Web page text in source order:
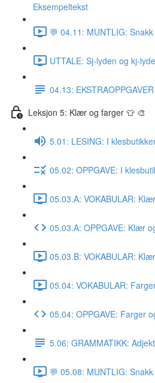
Eksempeltekst
💬 04.11: MUNTLIG:
UTTALE: Sj-lyden og kj-
04.13: EKSTRAOPPGAVER
Leksjon 5: Klær og farger 👕 🎨
5.01: LESING: I
05.02: OPPGAVE: I
05.03.A: VOKABULAR:
05.03.A: OPPGAVE: Klær
05.03.B: VOKABULAR:
05.04: VOKABULAR:
05.04: OPPGAVE: Farger
5.06: GRAMMATIKK:
💬 05.08: MUNTLIG: